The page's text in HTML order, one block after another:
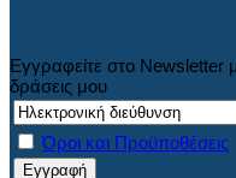
Εγγραφείτε στο Newsletter
δράσεις μου
Όροι και Προϋποθέσεις